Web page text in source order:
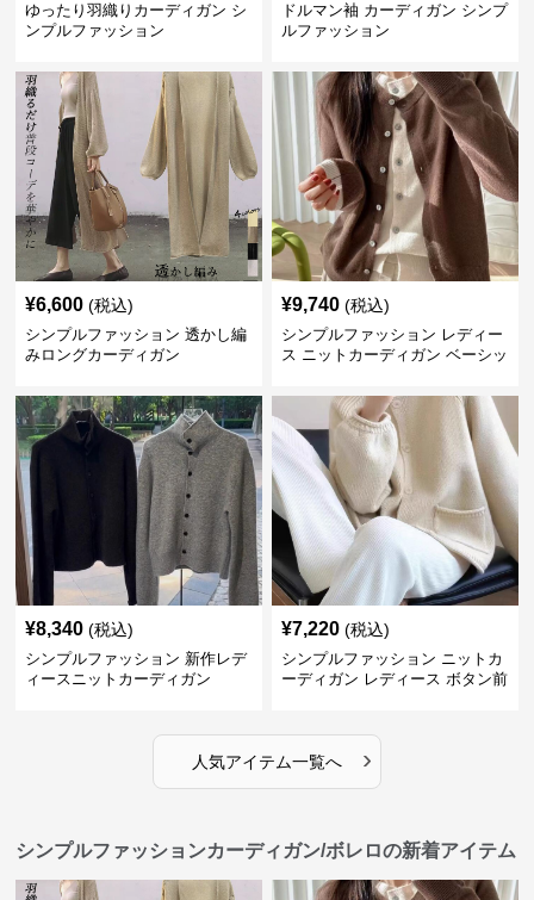
ゆったり羽織りカーディガン シ
ンプルファッション
ドルマン袖 カーディガン シンプ
ルファッション
¥6,600 (税込)
シンプルファッション 透かし編
みロングカーディガン
¥9,740 (税込)
シンプルファッション レディー
ス ニットカーディガン ベーシッ
¥8,340 (税込)
シンプルファッション 新作レデ
ィースニットカーディガン
¥7,220 (税込)
シンプルファッション ニットカ
ーディガン レディース ボタン前
人気アイテム一覧へ ›
シンプルファッションカーディガン/ボレロの新着アイテム